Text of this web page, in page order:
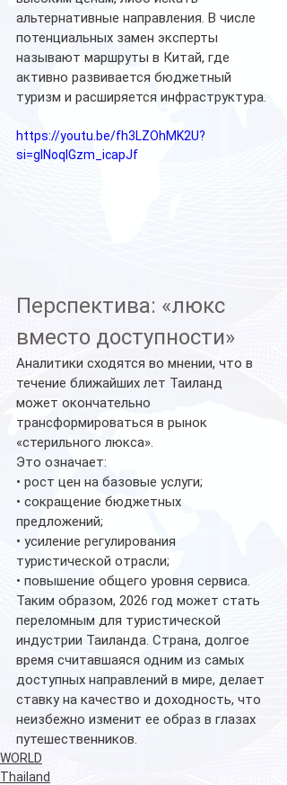
альтернативные направления. В числе
потенциальных замен эксперты
называют маршруты в Китай, где
активно развивается бюджетный
туризм и расширяется инфраструктура.
https://youtu.be/fh3LZOhMK2U?
si=glNoqIGzm_icapJf
Перспектива: «люкс
вместо доступности»
Аналитики сходятся во мнении, что в
течение ближайших лет Таиланд
может окончательно
трансформироваться в рынок
«стерильного люкса».
Это означает:
• рост цен на базовые услуги;
• сокращение бюджетных
предложений;
• усиление регулирования
туристической отрасли;
• повышение общего уровня сервиса.
Таким образом, 2026 год может стать
переломным для туристической
индустрии Таиланда. Страна, долгое
время считавшаяся одним из самых
доступных направлений в мире, делает
ставку на качество и доходность, что
неизбежно изменит ее образ в глазах
путешественников.
WORLD
Thailand